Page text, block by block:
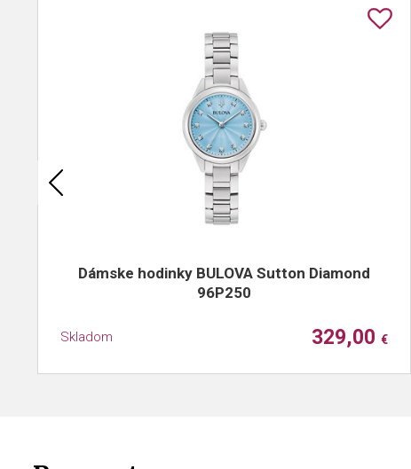
Dámske hodinky BULOVA Sutton Diamond
96P250
Skladom 329,00 €